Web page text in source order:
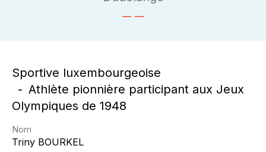
Sportive luxembourgeoise
Athlète pionnière participant aux Jeux
Olympiques de 1948
Nom
Triny BOURKEL